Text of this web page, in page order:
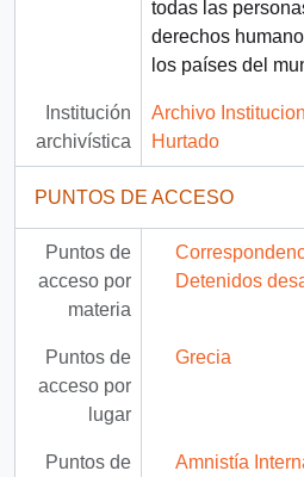
todas las
derechos
los países del
Institución
archivística
Archivo
Hurtado
PUNTOS DE ACCESO
Puntos de
acceso por
materia
Detenidos
Puntos de
acceso por
lugar
Grecia
Puntos de
Amnistía